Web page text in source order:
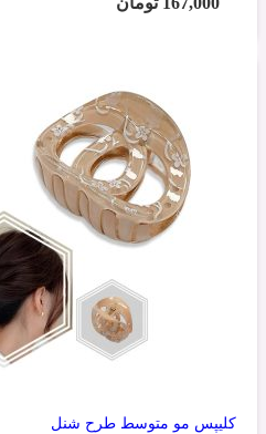
کلیپس مو متوسط طرح شنل